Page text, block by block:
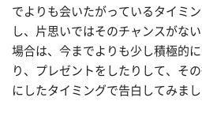
でよりも会いたがっているタイミ
し、片思いではそのチャンスがな
場合は、今までよりも少し積極的
り、プレゼントをしたりして、そ
にしたタイミングで告白してみまし